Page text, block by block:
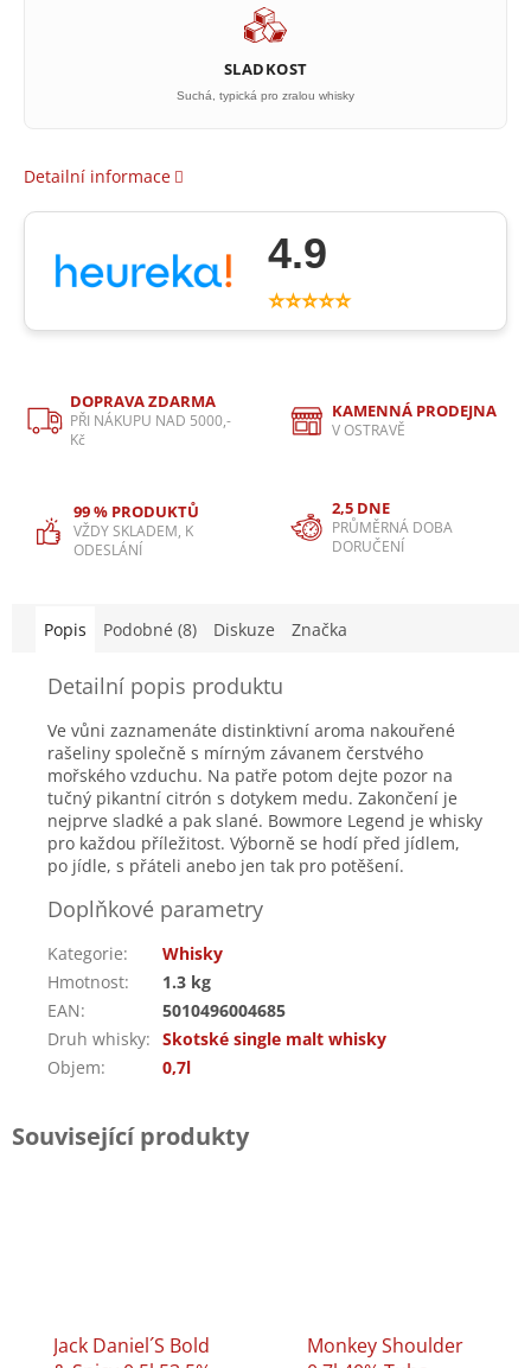
SLADKOST
Suchá, typická pro zralou whisky
Detailní informace
4.9
⭐⭐⭐⭐⭐
DOPRAVA ZDARMA
PŘI NÁKUPU NAD 5000,-
Kč
KAMENNÁ PRODEJNA
V OSTRAVĚ
99 % PRODUKTŮ
VŽDY SKLADEM, K
ODESLÁNÍ
2,5 DNE
PRŮMĚRNÁ DOBA
DORUČENÍ
Popis Podobné (8) Diskuze Značka
Detailní popis produktu
Ve vůni zaznamenáte distinktivní aroma nakouřené
rašeliny společně s mírným závanem čerstvého
mořského vzduchu. Na patře potom dejte pozor na
tučný pikantní citrón s dotykem medu. Zakončení je
nejprve sladké a pak slané. Bowmore Legend je whisky
pro každou příležitost. Výborně se hodí před jídlem,
po jídle, s přáteli anebo jen tak pro potěšení.
Doplňkové parametry
Kategorie:
Whisky
Hmotnost:
1.3 kg
EAN:
5010496004685
Druh whisky: Skotské single malt whisky
Objem: 0,7l
Související produkty
Jack Daniel´s Bold
Monkey Shoulder